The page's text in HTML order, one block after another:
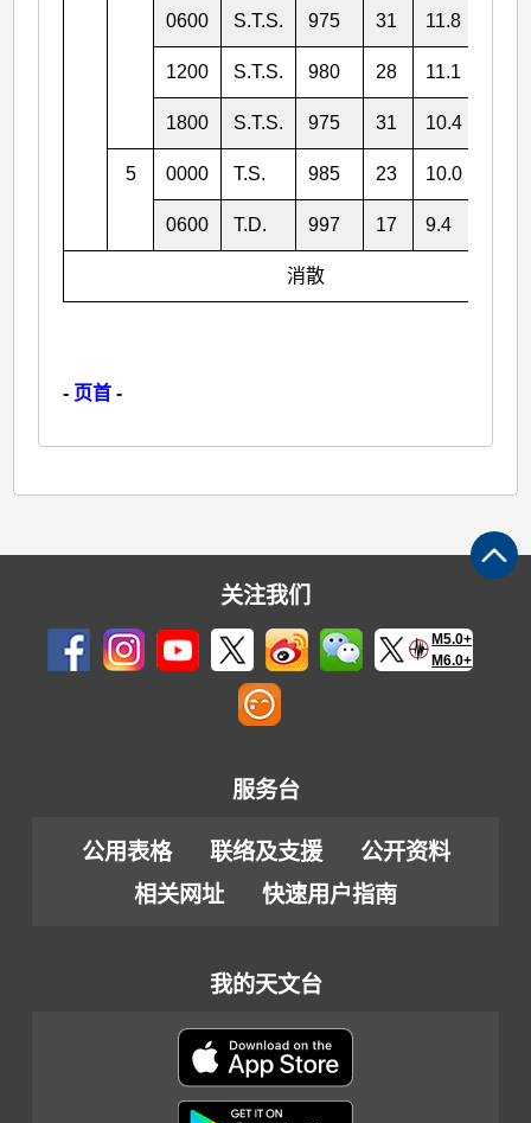
0600 S.T.S. 975 31 11.8
1200 S.T.S. 980 28 11.1
1800 S.T.S. 975 31 10.4
5 0000 T.S. 985 23 10.0
0600 T.D. 997 17 9.4
消散
- 页首 -
关注我们
M5.0+
M6.0+
服务台
公用表格 联络及支援
公开资料
相关网址
快速用户指南
我的天文台